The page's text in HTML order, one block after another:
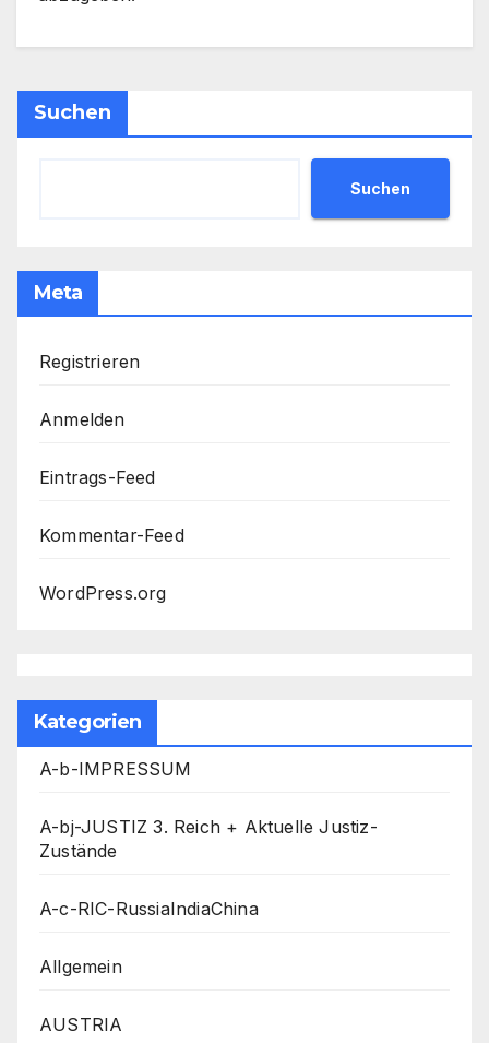
Suchen
Suchen
Meta
Registrieren
Anmelden
Eintrags-Feed
Kommentar-Feed
WordPress.org
Kategorien
A-b-IMPRESSUM
A-bj-JUSTIZ 3. Reich + Aktuelle Justiz-
Zustände
A-c-RIC-RussiaIndiaChina
Allgemein
AUSTRIA